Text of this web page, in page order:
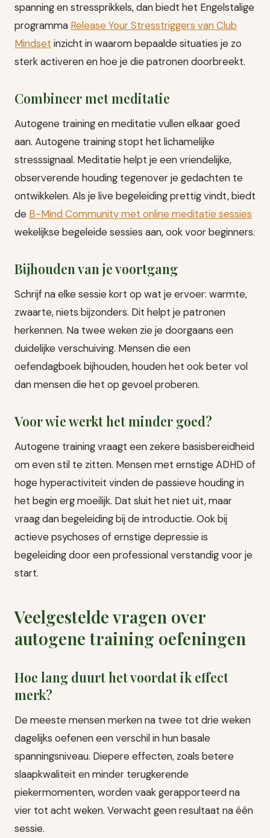
spanning en stressprikkels, dan biedt het Engelstalige
programma Release Your Stresstriggers van Club
Mindset inzicht in waarom bepaalde situaties je zo
sterk activeren en hoe je die patronen doorbreekt.
Combineer met meditatie
Autogene training en meditatie vullen elkaar goed
aan. Autogene training stopt het lichamelijke
stresssignaal. Meditatie helpt je een vriendelijke,
observerende houding tegenover je gedachten te
ontwikkelen. Als je live begeleiding prettig vindt, biedt
de B-Mind Community met online meditatie sessies
wekelijkse begeleide sessies aan, ook voor beginners.
Bijhouden van je voortgang
Schrijf na elke sessie kort op wat je ervoer: warmte,
zwaarte, niets bijzonders. Dit helpt je patronen
herkennen. Na twee weken zie je doorgaans een
duidelijke verschuiving. Mensen die een
oefendagboek bijhouden, houden het ook beter vol
dan mensen die het op gevoel proberen.
Voor wie werkt het minder goed?
Autogene training vraagt een zekere basisbereidheid
om even stil te zitten. Mensen met ernstige ADHD of
hoge hyperactiviteit vinden de passieve houding in
het begin erg moeilijk. Dat sluit het niet uit, maar
vraag dan begeleiding bij de introductie. Ook bij
actieve psychoses of ernstige depressie is
begeleiding door een professional verstandig voor je
start.
Veelgestelde vragen over
autogene training oefeningen
Hoe lang duurt het voordat ik effect
merk?
De meeste mensen merken na twee tot drie weken
dagelijks oefenen een verschil in hun basale
spanningsniveau. Diepere effecten, zoals betere
slaapkwaliteit en minder terugkerende
piekermomenten, worden vaak gerapporteerd na
vier tot acht weken. Verwacht geen resultaat na één
sessie.